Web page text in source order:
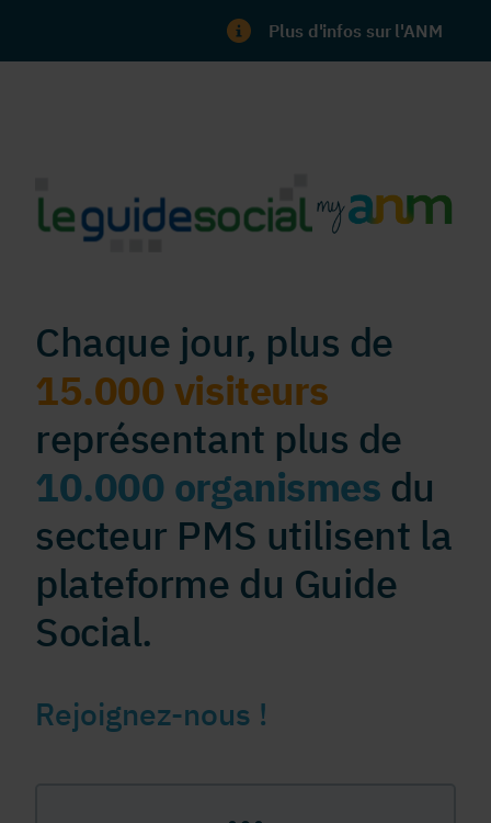
Plus d'infos sur l'ANM
Chaque jour, plus de
15.000 visiteurs
représentant plus de
10.000 organismes du
secteur PMS utilisent la
plateforme du Guide
Social.
Rejoignez-nous !